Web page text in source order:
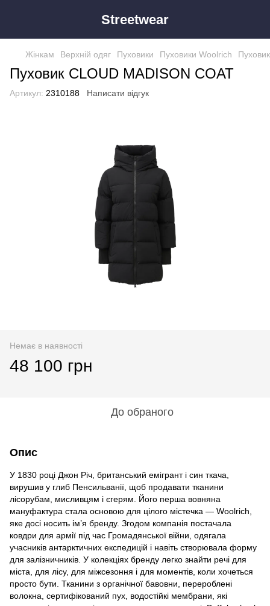
Streetwear
Жінкам Верхній одяг Пуховики Пуховики Woolrich
Пуховик CLOUD MADISON COAT
Артикул: 2310188 Написати відгук
Немає в наявності
48 100 грн
До обраного
Опис
У 1830 році Джон Річ, британський емігрант і син ткача,
вирушив у глиб Пенсильванії, щоб продавати тканини
лісорубам, мисливцям і єгерям. Його перша вовняна
мануфактура стала основою для цілого містечка — Woolrich,
яке досі носить ім’я бренду. Згодом компанія постачала
ковдри для армії під час Громадянської війни, одягала
учасників антарктичних експедицій і навіть створювала форму
для залізничників. У колекціях бренду легко знайти речі для
міста, для лісу, для міжсезоння і для моментів, коли хочеться
просто бути. Тканини з органічної бавовни, перероблені
волокна, сертифікований пух, водостійкі мембрани, які